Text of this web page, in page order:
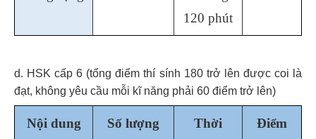
120 phút
d. HSK cấp 6 (tổng điểm thí sính 180 trở lên được coi là
đạt, không yêu cầu mỗi kĩ năng phải 60 điểm trở lên)
Nội dung
Số lượng
Thời
Điểm